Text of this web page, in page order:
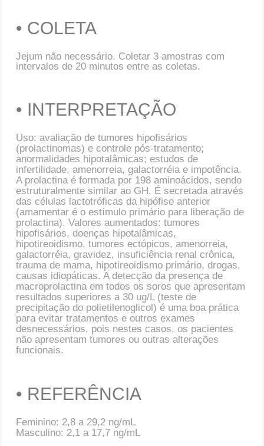
• COLETA
Jejum não necessário. Coletar 3 amostras com
intervalos de 20 minutos entre as coletas.
• INTERPRETAÇÃO
Uso: avaliação de tumores hipofisários
(prolactinomas) e controle pós-tratamento;
anormalidades hipotalâmicas; estudos de
infertilidade, amenorreia, galactorréia e impotência.
A prolactina é formada por 198 aminoácidos, sendo
estruturalmente similar ao GH. É secretada através
das células lactotróficas da hipófise anterior
(amamentar é o estímulo primário para liberação de
prolactina). Valores aumentados: tumores
hipofisários, doenças hipotalâmicas,
hipotireoidismo, tumores ectópicos, amenorreia,
galactorréia, gravidez, insuficiência renal crônica,
trauma de mama, hipotireoidismo primário, drogas,
causas idiopáticas. A detecção da presença de
macroprolactina em todos os soros que apresentam
resultados superiores a 30 ug/L (teste de
precipitação do polietilenoglicol) é uma boa prática
para evitar tratamentos e outros exames
desnecessários, pois nestes casos, os pacientes
não apresentam tumores ou outras alterações
funcionais.
• REFERÊNCIA
Feminino: 2,8 a 29,2 ng/mL
Masculino: 2,1 a 17,7 ng/mL